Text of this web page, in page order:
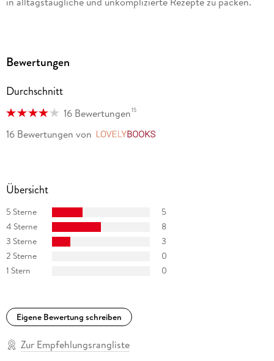
Bewertungen
Durchschnitt
16 Bewertungen15
16 Bewertungen von
Übersicht
5 Sterne
5
4 Sterne
8
3 Sterne
3
2 Sterne
0
1 Stern
0
Eigene Bewertung schreiben
Zur Empfehlungsrangliste